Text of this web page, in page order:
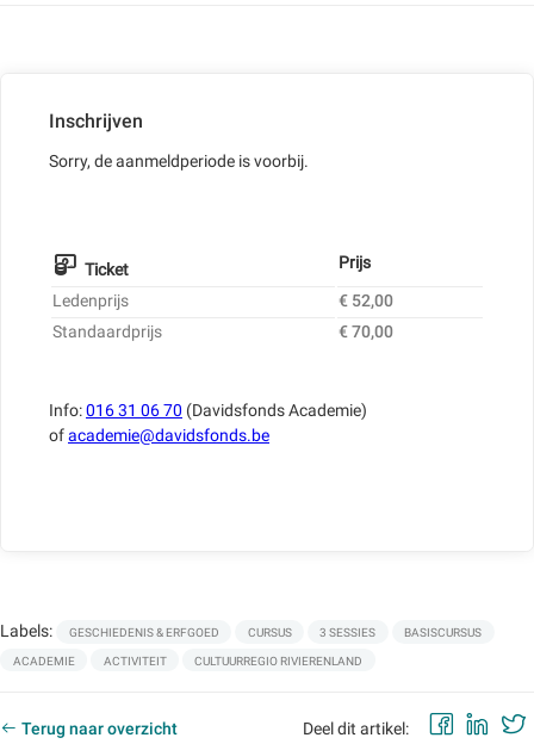
Inschrijven
Sorry, de aanmeldperiode is voorbij.
Ticket
Prijs
Ledenprijs
€ 52,00
Standaardprijs
€ 70,00
Info:016 31 06 70 (Davidsfonds Academie)
ofacademie@davidsfonds.be
Labels: GESCHIEDENIS & ERFGOED CURSUS 3 SESSIES BASISCURSUS
ACADEMIE ACTIVITEIT CULTUURREGIO RIVIERENLAND
Terug naar overzicht Deel dit artikel: